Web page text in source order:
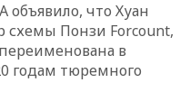
что Хуан
схемы Понзи Forcount,
в
годам тюремного